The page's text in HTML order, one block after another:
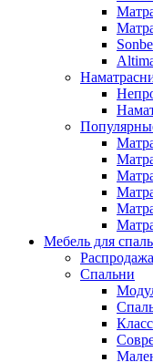
Мебель для
Спальни